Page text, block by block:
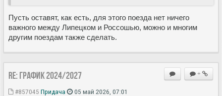
Пусть оставят, как есть, для этого поезда нет ничего
важного между Липецком и Россошью, можно и многим
другим поездам также сделать.
+
Re: ГРАФИК 2024/2027
#857045 Придача 05 май 2026, 07:01